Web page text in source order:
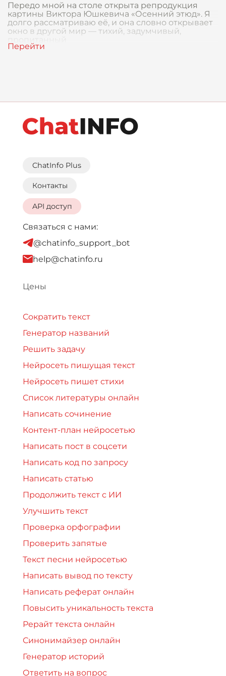
Передо мной на столе открыта репродукция
картины Виктора Юшкевича «Осенний этюд». Я
долго рассматриваю её, и она словно открывает
окно в другой мир — тихий, задумчивый,
ChatInfo Plus
Контакты
API доступ
Связаться с нами:
@chatinfo_support_bot
help@chatinfo.ru
Цены
Сократить текст
Генератор названий
Решить задачу
Нейросеть пишущая текст
Нейросеть пишет стихи
Список литературы онлайн
Написать сочинение
Контент-план нейросетью
Написать пост в соцсети
Написать код по запросу
Написать статью
Продолжить текст с ИИ
Улучшить текст
Проверка орфографии
Проверить запятые
Текст песни нейросетью
Написать вывод по тексту
Написать реферат онлайн
Повысить уникальность текста
Рерайт текста онлайн
Синонимайзер онлайн
Генератор историй
Ответить на вопрос